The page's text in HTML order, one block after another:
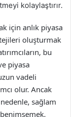
kolaylaştırır.
için anlık piyasa
oluşturmak
bu
piyasa
vadeli
olur. Ancak
sağlam